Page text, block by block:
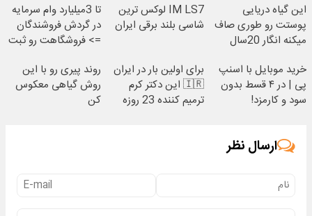
این گیاه دریایی
پوستت رو طوری صاف
میکنه انگار 20سال
IM LS7 لوکس ترین
شاسی بلند برقی ایران
تا 3میلیارد وام سرمایه
در گردش فروشندگان
=> فروشگاهت رو ثبت
خرید موبایل با اسنپ
پی | در ۴ قسط بدون
سود و کارمزد!
برای اولین بار در ایران
🇮🇷 این دکتر کرم
ترمیم کننده 23 روزه
روند پیری رو با این
روش گیاهی معکوس
کن
ارسال نظر